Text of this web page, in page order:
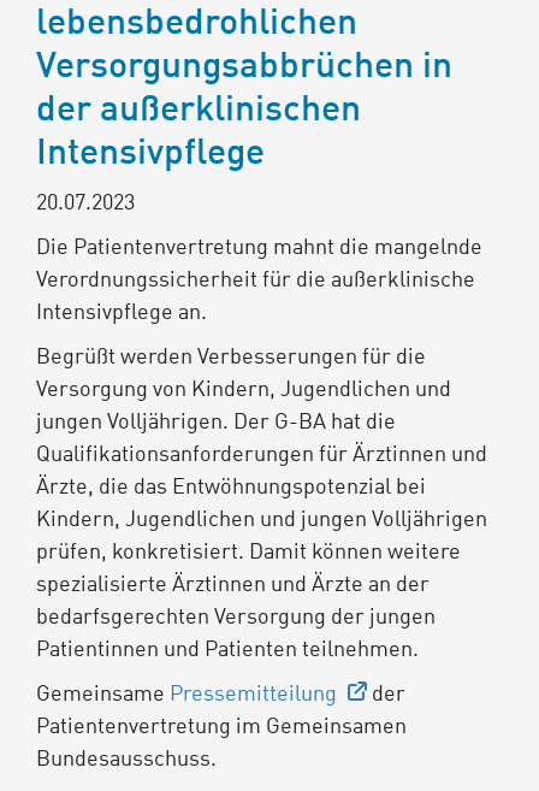
lebensbedrohlichen
Versorgungsabbrüchen in
der außerklinischen
Intensivpflege
20.07.2023
Die Patientenvertretung mahnt die mangelnde
Verordnungssicherheit für die außerklinische
Intensivpflege an.
Begrüßt werden Verbesserungen für die
Versorgung von Kindern, Jugendlichen und
jungen Volljährigen. Der G-BA hat die
Qualifikationsanforderungen für Ärztinnen und
Ärzte, die das Entwöhnungspotenzial bei
Kindern, Jugendlichen und jungen Volljährigen
prüfen, konkretisiert. Damit können weitere
spezialisierte Ärztinnen und Ärzte an der
bedarfsgerechten Versorgung der jungen
Patientinnen und Patienten teilnehmen.
Gemeinsame Pressemitteilung
der
Patientenvertretung im Gemeinsamen
Bundesausschuss.